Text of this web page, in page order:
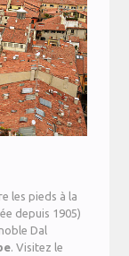
les pieds à la
depuis 1905)
Dal
. Visitez le